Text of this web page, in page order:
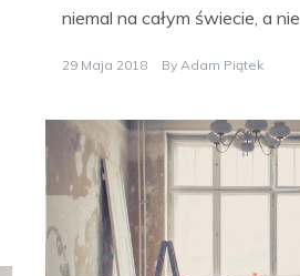
niemal na całym świecie, a nie
29 Maja 2018 By Adam Piątek